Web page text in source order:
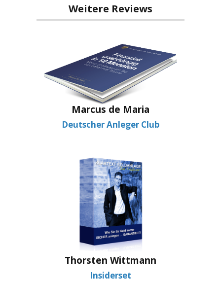
Weitere Reviews
Marcus de Maria
Deutscher Anleger Club
Thorsten Wittmann
Insiderset